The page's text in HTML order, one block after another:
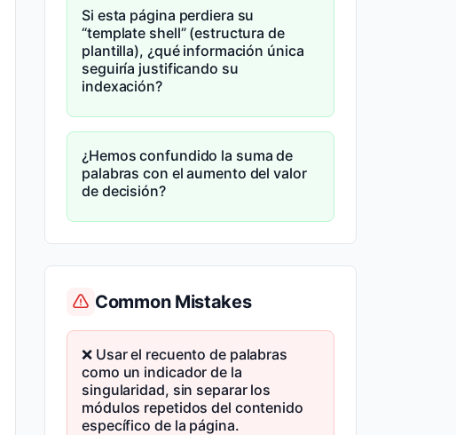
Si esta página perdiera su
“template shell” (estructura de
plantilla), ¿qué información única
seguiría justificando su
indexación?
¿Hemos confundido la suma de
palabras con el aumento del valor
de decisión?
Common Mistakes
❌ Usar el recuento de palabras
como un indicador de la
singularidad, sin separar los
módulos repetidos del contenido
específico de la página.